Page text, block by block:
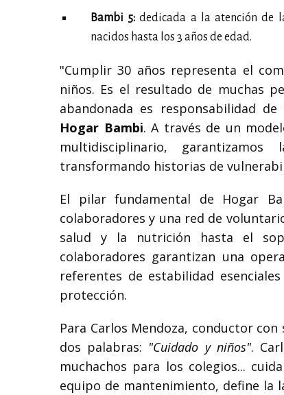
Bambi 5: dedicada a la atención de
nacidos hasta los 3 años de edad.
"Cumplir 30 años representa el
niños. Es el resultado de muchas
abandonada es responsabilidad
Hogar Bambi. A través de un
multidisciplinario,
transformando historias de
El pilar fundamental de Hogar
colaboradores y una red de
salud y la nutrición hasta el
colaboradores garantizan una
referentes de estabilidad
protección.
Para Carlos Mendoza, conductor
dos palabras: "Cuidado y niños".
muchachos para los colegios...
equipo de mantenimiento, define la